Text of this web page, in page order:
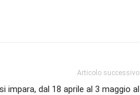
Articolo successivo
impara, dal 18 aprile al 3 maggio al